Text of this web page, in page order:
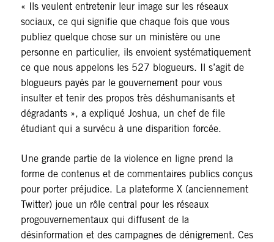
« Ils veulent entretenir leur image sur les réseaux
sociaux, ce qui signifie que chaque fois que vous
publiez quelque chose sur un ministère ou une
personne en particulier, ils envoient systématiquement
ce que nous appelons les 527 blogueurs. Il s’agit de
blogueurs payés par le gouvernement pour vous
insulter et tenir des propos très déshumanisants et
dégradants », a expliqué Joshua, un chef de file
étudiant qui a survécu à une disparition forcée.
Une grande partie de la violence en ligne prend la
forme de contenus et de commentaires publics conçus
pour porter préjudice. La plateforme X (anciennement
Twitter) joue un rôle central pour les réseaux
progouvernementaux qui diffusent de la
désinformation et des campagnes de dénigrement. Ces